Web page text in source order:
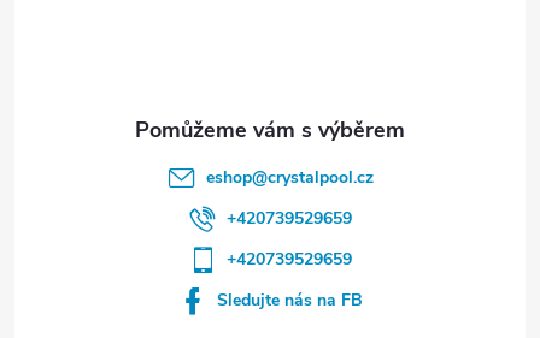
eshop@crystalpool.cz
+420739529659
+420739529659
Sledujte nás na FB